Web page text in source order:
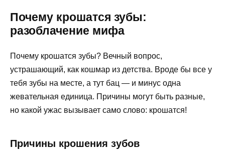
Почему крошатся зубы:
разоблачение мифа
Почему крошатся зубы? Вечный вопрос,
устрашающий, как кошмар из детства. Вроде бы все у
тебя зубы на месте, а тут бац — и минус одна
жевательная единица. Причины могут быть разные,
но какой ужас вызывает само слово: крошатся!
Причины крошения зубов